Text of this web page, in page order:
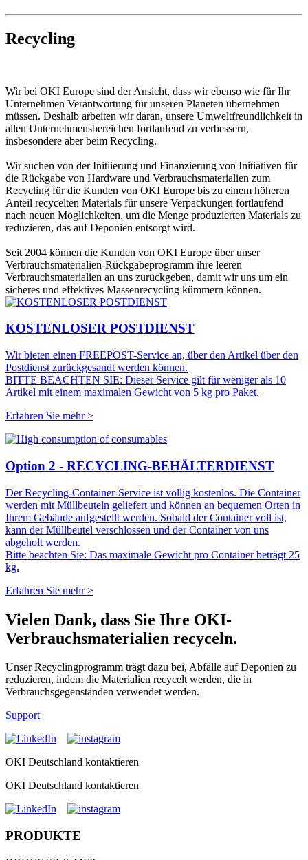
Recycling
Wir bei OKI Europe sind der Ansicht, dass wir ebenso wie für Ihr
Unternehmen Verantwortung für unseren Planeten übernehmen
müssen. Deshalb arbeiten wir daran, unsere Umweltfreundlichkeit in
allen Unternehmensbereichen fortlaufend zu verbessern,
insbesondere aber beim Recycling.
Wir suchen von der Initiierung und Finanzierung von Initiativen für
die Rückgabe von Hardware und Verbrauchsmaterialien zum
Recycling für die Kunden von OKI Europe bis zu einem höheren
Anteil recycelten Materials für unsere Verpackungen fortlaufend
nach neuen Möglichkeiten, um die Menge produzierten Materials zu
reduzieren, das auf Deponien entsorgt wird.
Seit 2004 können die Kunden von OKI Europe über unser
Verbrauchsmaterialien-Rückgabeprogramm ihre leeren
Verbrauchsmaterialien an uns zurückgeben, damit wir uns um ein
sicheres und effektives Massenrecycling kümmern können.
KOSTENLOSER POSTDIENST
Wir bieten einen FREEPOST-Service an, über den Artikel über den
Postdienst zurückgesandt werden können.
BITTE BEACHTEN SIE: Dieser Service gilt für weniger als 10
Artikel mit einem maximalen Gewicht von 5 kg pro Paket.
Erfahren Sie mehr >
Option 2 - RECYCLING-BEHÄLTERDIENST
Der Recycling-Container-Service ist völlig kostenlos. Die Container
werden mit Müllbeuteln geliefert und können an bequemen Orten in
Ihrem Gebäude aufgestellt werden. Sobald der Container voll ist,
kann der Müllbeutel verschlossen und der Container von uns
abgeholt werden.
Bitte beachten Sie: Das maximale Gewicht pro Container beträgt 25
kg.
Erfahren Sie mehr >
Vielen Dank, dass Sie Ihre OKI-
Verbrauchsmaterialien recyceln.
Unser Recyclingprogramm trägt dazu bei, Abfälle auf Deponien zu
reduzieren, indem die Materialien recycelt werden, die in
Verbrauchsgegenständen verwendet werden.
Support
OKI Deutschland kontaktieren
OKI Deutschland kontaktieren
PRODUKTE